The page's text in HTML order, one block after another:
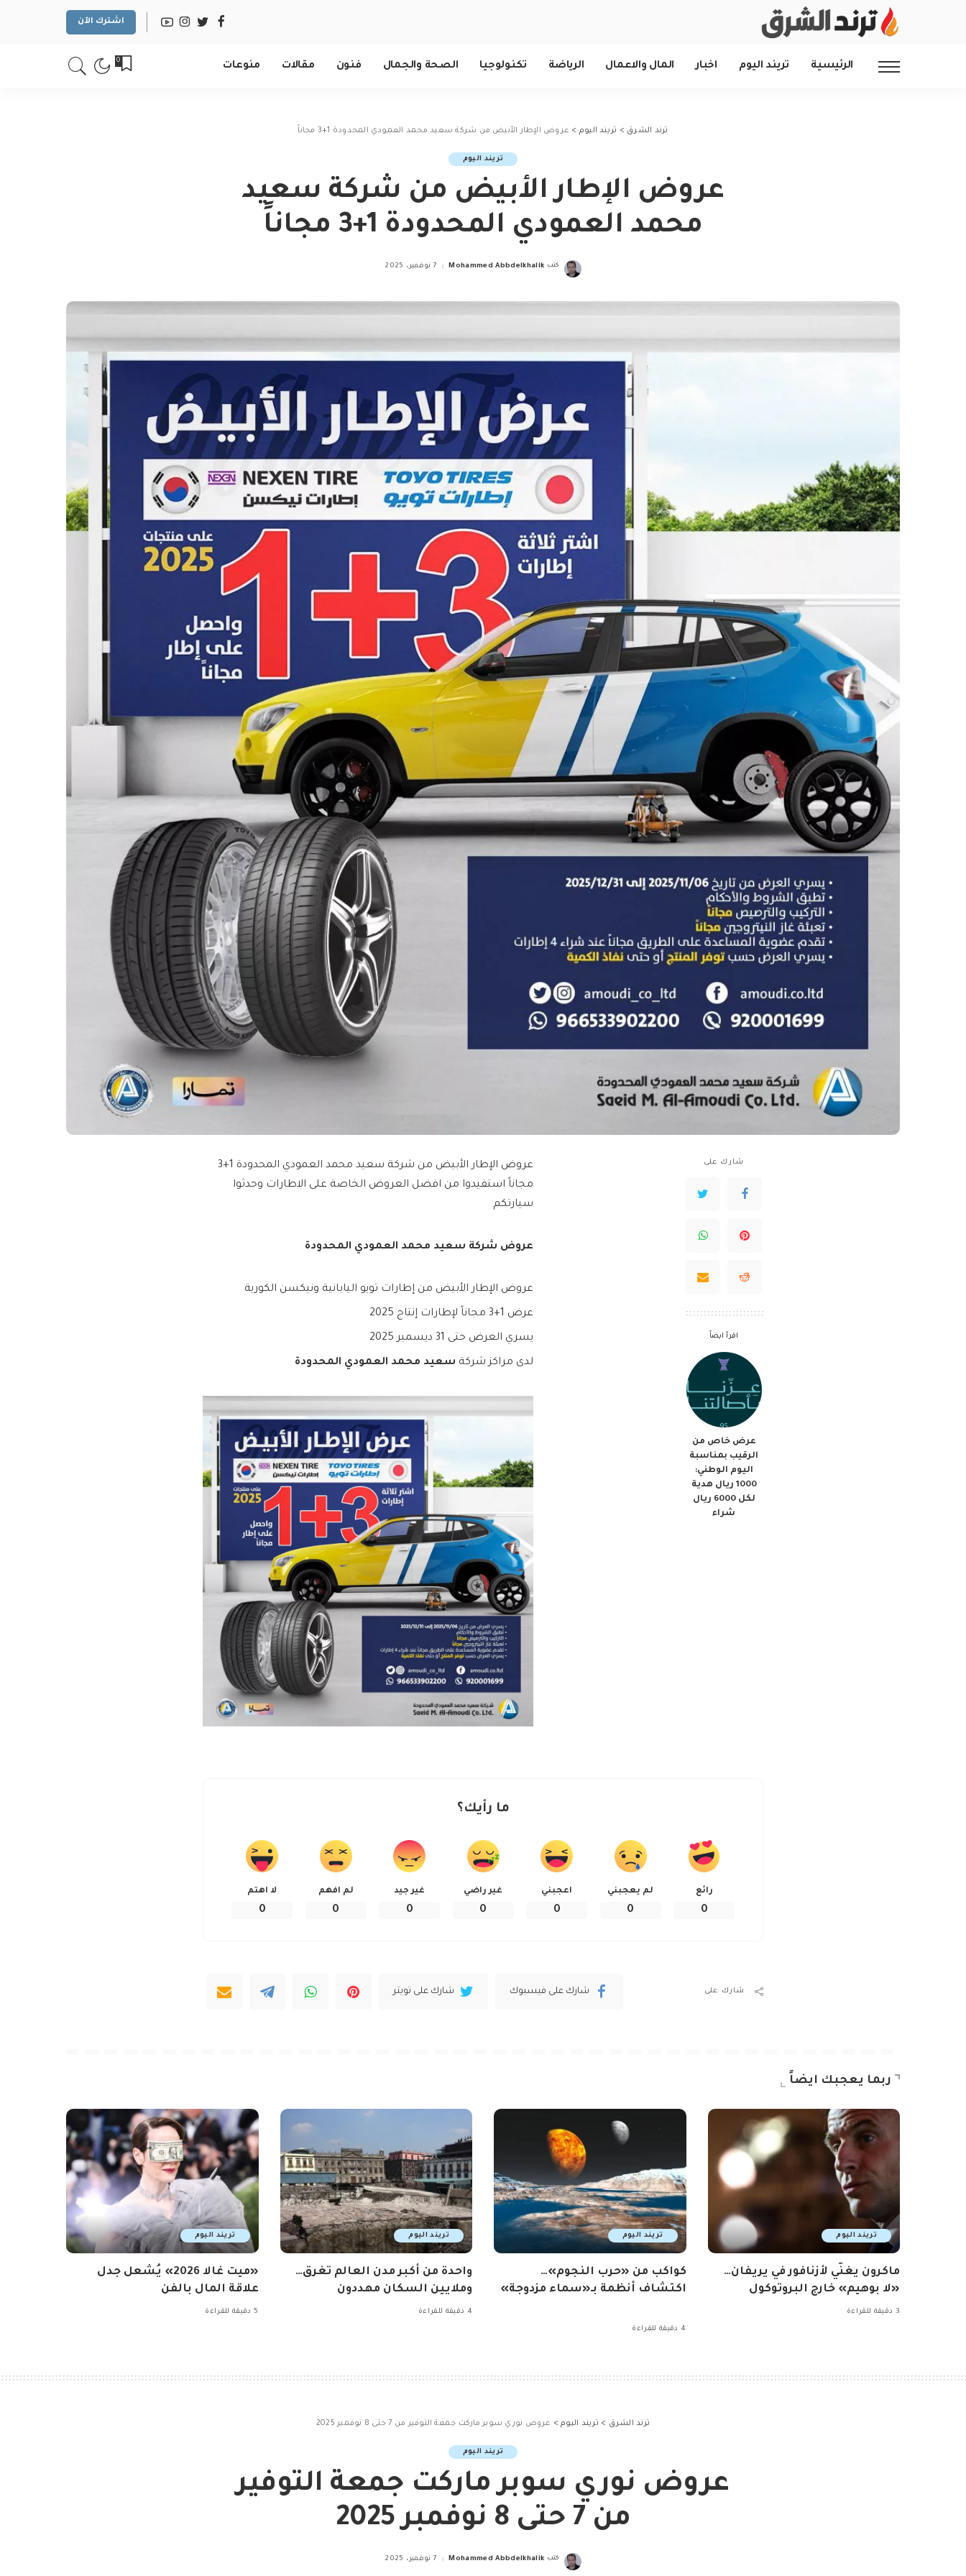
اشترك الآن
الرئيسية تريند اليوم اخبار المال والاعمال الرياضة تكنولوجيا الصحة والجمال فنون مقالات منوعات 0
ترند الشرق > تريند اليوم > عروض الإطار الأبيض من شركة سعيد محمد العمودي المحدودة 1+3 مجاناً
تريند اليوم
عروض الإطار الأبيض من شركة سعيد
محمد العمودي المحدودة 1+3 مجاناً
Posted
كتب Mohammed Abbdelkhalik 7 نوفمبر، 2025
شارك على
اقرأ ايضاً
عرض خاص من
الرقيب بمناسبة
اليوم الوطني:
1000 ريال هدية
لكل 6000 ريال
شراء
عروض الإطار الأبيض من شركة سعيد محمد العمودي المحدودة 1+3
مجاناً استفيدوا من افضل العروض الخاصة على الاطارات وحدثوا
سيارتكم
عروض شركة سعيد محمد العمودي المحدودة
عروض الإطار الأبيض من إطارات تويو اليابانية ونيكسن الكورية
عرض 1+3 مجاناً لإطارات إنتاج 2025
يسري العرض حتى 31 ديسمبر 2025
لدى مراكز شركة سعيد محمد العمودي المحدودة
ما رأيك؟
رائع
0
لم يعجبني
0
اعجبني
0
غير راضي
0
غير جيد
0
لم افهم
0
لا اهتم
0
شارك على شارك على فيسبوك شارك على تويتر
ربما يعجبك ايضاً
تريند اليوم
ماكرون يغنّي لأزنافور في يريفان…
«لا بوهيم» خارج البروتوكول
3 دقيقة للقراءة
تريند اليوم
كواكب من «حرب النجوم»…
اكتشاف أنظمة بـ«سماء مزدوجة»
4 دقيقة للقراءة
تريند اليوم
واحدة من أكبر مدن العالم تغرق…
وملايين السكان مهددون
4 دقيقة للقراءة
تريند اليوم
«ميت غالا 2026» يُشعل جدل
علاقة المال بالفن
5 دقيقة للقراءة
ترند الشرق > تريند اليوم> عروض نوري سوبر ماركت جمعة التوفير من 7 حتى 8 نوفمبر 2025
تريند اليوم
عروض نوري سوبر ماركت جمعة التوفير
من 7 حتى 8 نوفمبر 2025
Posted
كتب Mohammed Abbdelkhalik 7 نوفمبر، 2025